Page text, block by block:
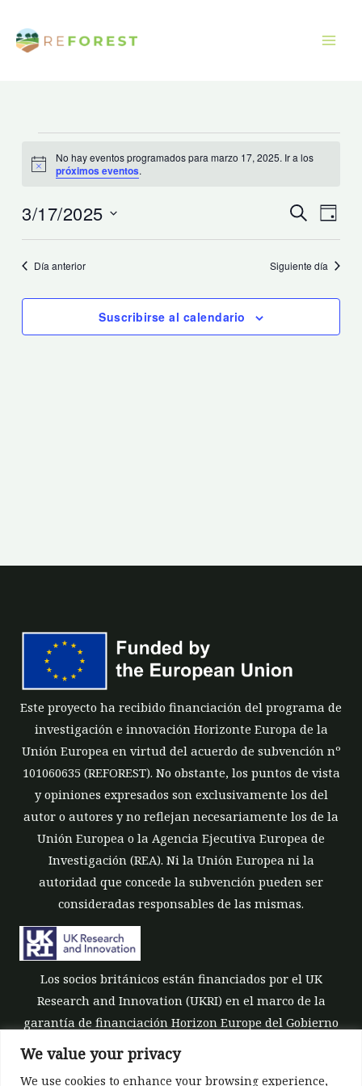
We value your privacy
We use cookies to enhance your browsing experience,
contenido
para
17,
Aviso
No hay eventos programados para marzo 17, 2025. Ir a los
próximos eventos.
Navegación
vistas
Buscar
Día
3/17/2025
Seleccionar
fecha.Día anterior Siguiente día
Suscribirse al calendario
Este proyecto ha recibido financiación del programa de
investigación e innovación Horizonte Europa de la
Unión Europea en virtud del acuerdo de subvención nº
101060635 (REFOREST). No obstante, los puntos de vista
y opiniones expresados son exclusivamente los del
autor o autores y no reflejan necesariamente los de la
Unión Europea o la Agencia Ejecutiva Europea de
Investigación (REA). Ni la Unión Europea ni la
autoridad que concede la subvención pueden ser
consideradas responsables de las mismas.
Los socios británicos están financiados por el UK
Research and Innovation (UKRI) en el marco de la
garantía de financiación Horizon Europe del Gobierno
del Reino Unido [número de subvención 10039700].